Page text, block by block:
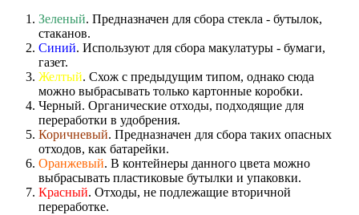
Зеленый. Предназначен для сбора стекла - бутылок,
стаканов.
Синий. Используют для сбора макулатуры - бумаги,
газет.
Желтый. Схож с предыдущим типом, однако сюда
можно выбрасывать только картонные коробки.
Черный. Органические отходы, подходящие для
переработки в удобрения.
Коричневый. Предназначен для сбора таких опасных
отходов, как батарейки.
Оранжевый. В контейнеры данного цвета можно
выбрасывать пластиковые бутылки и упаковки.
Красный. Отходы, не подлежащие вторичной
переработке.